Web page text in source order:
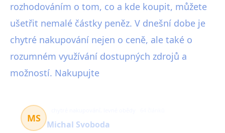
rozhodováním o tom, co a kde koupit, můžete
ušetřit nemalé částky peněz. V dnešní dobe je
chytré nakupování nejen o ceně, ale také o
rozumném využívání dostupných zdrojů a
možností. Nakupujte
MS
Michal Svoboda